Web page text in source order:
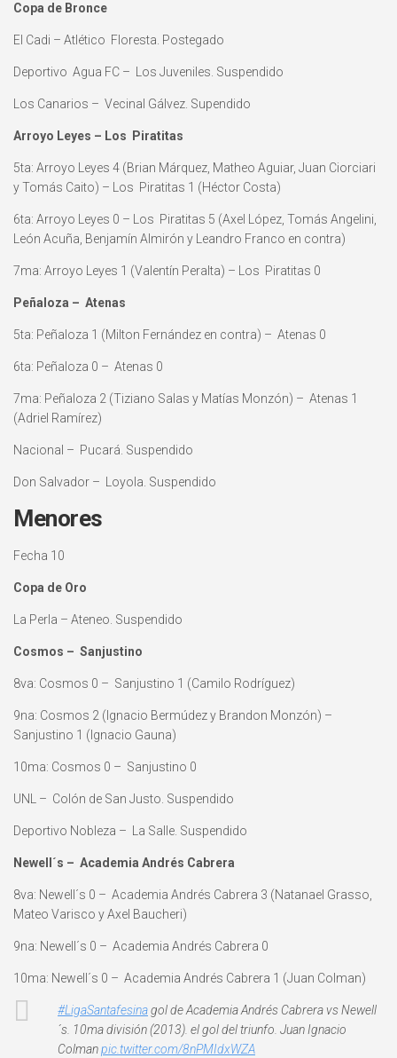
Copa de Bronce
El Cadi – Atlético Floresta. Postegado
Deportivo Agua FC – Los Juveniles. Suspendido
Los Canarios – Vecinal Gálvez. Supendido
Arroyo Leyes – Los Piratitas
5ta: Arroyo Leyes 4 (Brian Márquez, Matheo Aguiar, Juan Ciorciari
y Tomás Caito) – Los Piratitas 1 (Héctor Costa)
6ta: Arroyo Leyes 0 – Los Piratitas 5 (Axel López, Tomás Angelini,
León Acuña, Benjamín Almirón y Leandro Franco en contra)
7ma: Arroyo Leyes 1 (Valentín Peralta) – Los Piratitas 0
Peñaloza – Atenas
5ta: Peñaloza 1 (Milton Fernández en contra) – Atenas 0
6ta: Peñaloza 0 – Atenas 0
7ma: Peñaloza 2 (Tiziano Salas y Matías Monzón) – Atenas 1
(Adriel Ramírez)
Nacional – Pucará. Suspendido
Don Salvador – Loyola. Suspendido
Menores
Fecha 10
Copa de Oro
La Perla – Ateneo. Suspendido
Cosmos – Sanjustino
8va: Cosmos 0 – Sanjustino 1 (Camilo Rodríguez)
9na: Cosmos 2 (Ignacio Bermúdez y Brandon Monzón) –
Sanjustino 1 (Ignacio Gauna)
10ma: Cosmos 0 – Sanjustino 0
UNL – Colón de San Justo. Suspendido
Deportivo Nobleza – La Salle. Suspendido
Newell´s – Academia Andrés Cabrera
8va: Newell´s 0 – Academia Andrés Cabrera 3 (Natanael Grasso,
Mateo Varisco y Axel Baucheri)
9na: Newell´s 0 – Academia Andrés Cabrera 0
10ma: Newell´s 0 – Academia Andrés Cabrera 1 (Juan Colman)
#LigaSantafesinagol de Academia Andrés Cabrera vs Newell
´s. 10ma división (2013). el gol del triunfo. Juan Ignacio
Colmanpic.twitter.com/8nPMIdxWZA